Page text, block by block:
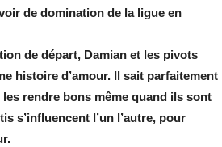
de domination de la ligue en
de départ, Damian et les pivots
histoire d’amour. Il sait parfaitement
rendre bons même quand ils sont
s’influencent l’un l’autre, pour